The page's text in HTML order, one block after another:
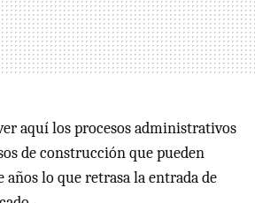
aquílos procesos administrativos
de construcción que pueden
lo que retrasa la entrada de